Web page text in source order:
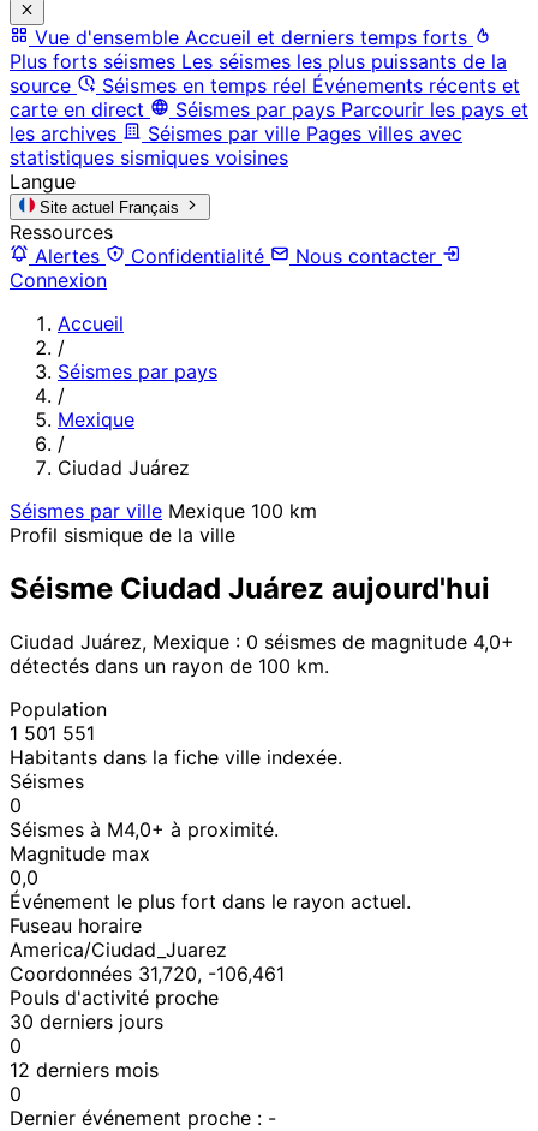
Vue d'ensemble Accueil et derniers temps forts
Plus forts séismes Les séismes les plus puissants de la
source
Séismes en temps réel Événements récents et
carte en direct
Séismes par pays Parcourir les pays et
les archives
Séismes par ville Pages villes avec
statistiques sismiques voisines
Langue
Site actuel Français
Ressources
Alertes
Confidentialité
Nous contacter
Connexion
Accueil
/
Séismes par pays
/
Mexique
/
Ciudad Juárez
Séismes par ville Mexique 100 km
Profil sismique de la ville
Séisme Ciudad Juárez aujourd'hui
Ciudad Juárez, Mexique : 0 séismes de magnitude 4,0+
détectés dans un rayon de 100 km.
Population
1 501 551
Habitants dans la fiche ville indexée.
Séismes
0
Séismes à M4,0+ à proximité.
Magnitude max
0,0
Événement le plus fort dans le rayon actuel.
Fuseau horaire
America/Ciudad_Juarez
Coordonnées 31,720, -106,461
Pouls d'activité proche
30 derniers jours
0
12 derniers mois
0
Dernier événement proche : -